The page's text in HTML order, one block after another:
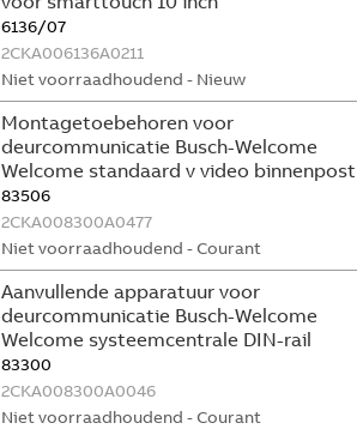
6136/07
2CKA006136A0211
Niet voorraadhoudend - Nieuw
Montagetoebehoren voor
deurcommunicatie Busch-Welcome
Welcome standaard v video binnenpost
83506
2CKA008300A0477
Niet voorraadhoudend - Courant
Aanvullende apparatuur voor
deurcommunicatie Busch-Welcome
Welcome systeemcentrale DIN-rail
83300
2CKA008300A0046
Niet voorraadhoudend - Courant